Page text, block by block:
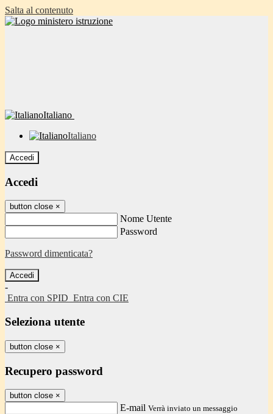
Salta al contenuto
Italiano
Italiano
Accedi
Accedi
button close ×
Nome Utente
Password
Password dimenticata?
-
Entra con SPID Entra con CIE
Seleziona utente
button close ×
Recupero password
button close ×
E-mail Verrà inviato un messaggio